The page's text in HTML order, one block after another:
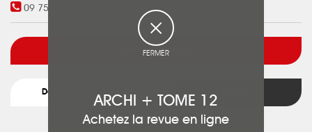
09 75 82 13 27
Voir l'architecte
Détail du projet
FERMER
ARCHI + TOME 12
Achetez la revue en ligne